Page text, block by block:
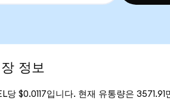
정보
당 $0.0117입니다. 현재 유통량은